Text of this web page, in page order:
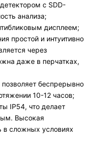
с SDD-
анализа;
дисплеем;
простой и интуитивно
через
даже в перчатках,
беспрерывно
10-12 часов;
IP54, что делает
Высокая
в сложных условиях